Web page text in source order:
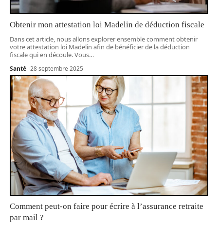
Obtenir mon attestation loi Madelin de déduction fiscale
Dans cet article, nous allons explorer ensemble comment obtenir
votre attestation loi Madelin afin de bénéficier de la déduction
fiscale qui en découle. Vous…
Santé 28 septembre 2025
Comment peut-on faire pour écrire à l’assurance retraite
par mail ?